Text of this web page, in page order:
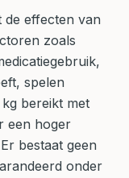
de effecten van
zoals
spelen
bereikt met
een hoger
bestaat geen
onder